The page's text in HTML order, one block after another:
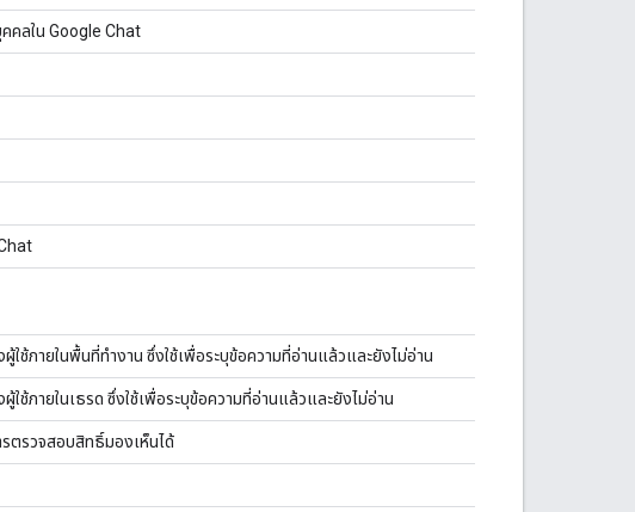
คลใน Google Chat
ใช้ภายในพื้นที่ทำงาน ซึ่งใช้เพื่อระบุข้อความที่อ่านแล้วและยังไม่อ่าน
ช้ภายในเธรด ซึ่งใช้เพื่อระบุข้อความที่อ่านแล้วและยังไม่อ่าน
รตรวจสอบสิทธิ์มองเห็นได้